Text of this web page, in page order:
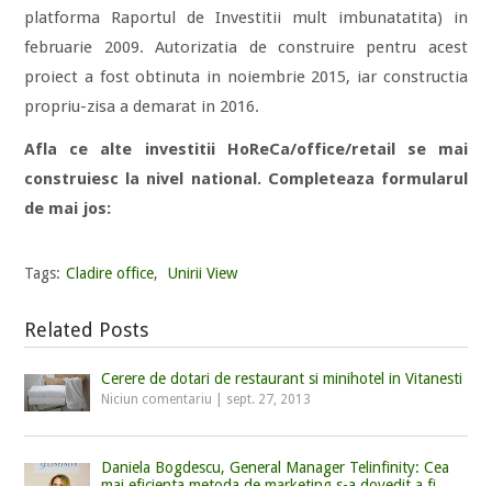
platforma Raportul de Investitii mult imbunatatita) in
februarie 2009. Autorizatia de construire pentru acest
proiect a fost obtinuta in noiembrie 2015, iar constructia
propriu-zisa a demarat in 2016.
Afla ce alte investitii HoReCa/office/retail se mai
construiesc la nivel national. Completeaza formularul
de mai jos:
Tags: Cladire office, Unirii View
Related Posts
Cerere de dotari de restaurant si minihotel in Vitanesti
Niciun comentariu sept. 27, 2013
Daniela Bogdescu, General Manager Telinfinity: Cea